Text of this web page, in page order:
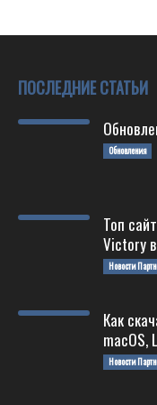
ПОСЛЕДНИЕ СТАТЬИ
Обновления
Топ
Victory
Новости
Как
macOS,
Новости